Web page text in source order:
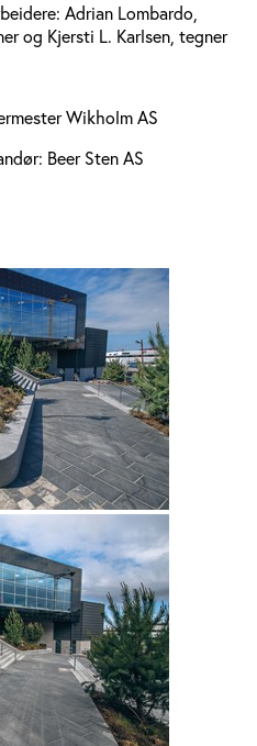
Adrian Lombardo,
og Kjersti L. Karlsen, tegner
Wikholm AS
Beer Sten AS